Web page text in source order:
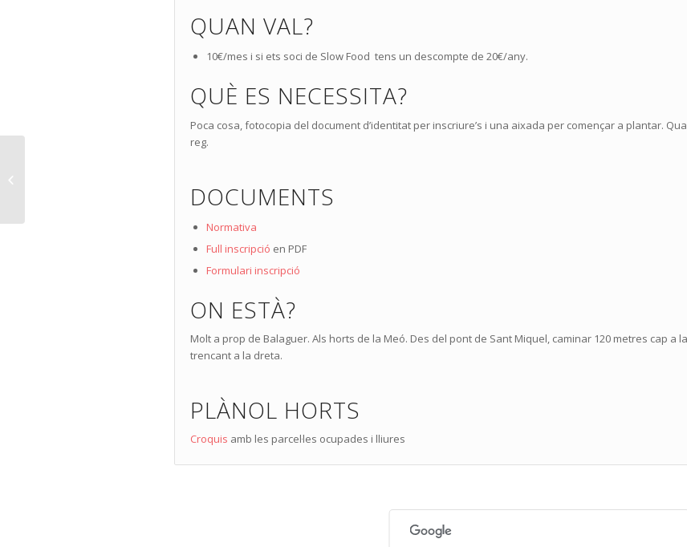
QUAN VAL?
10€/mes i si ets soci de Slow Food tens un descompte de 20€/any.
QUÈ ES NECESSITA?
Poca cosa, fotocopia del document d’identitat per inscriure’s i una aixada per començar a plantar.
reg.
DOCUMENTS
Normativa
Full inscripció en PDF
Formulari inscripció
ON ESTÀ?
Molt a prop de Balaguer. Als horts de la Meó. Des del pont de Sant Miquel, caminar 120 metres cap a
trencant a la dreta.
PLÀNOL HORTS
Croquis amb les parcel·les ocupades i lliures